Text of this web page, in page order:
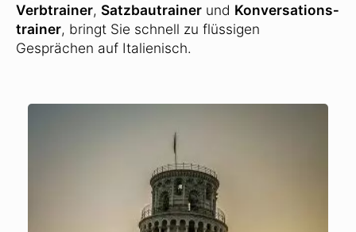
Verbtrainer, Satzbautrainer und Konversations­
trainer, bringt Sie schnell zu flüssigen
Gesprächen auf Italienisch.